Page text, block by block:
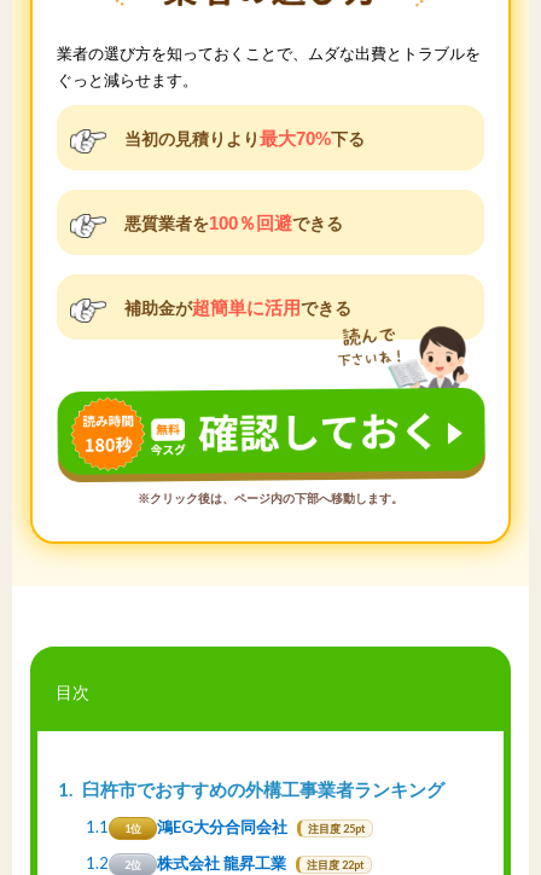
業者の選び方を知っておくことで、ムダな出費とトラブルを
ぐっと減らせます。
当初の見積りより最大70%下る
悪質業者を100％回避できる
補助金が超簡単に活用できる
※クリック後は、ページ内の下部へ移動します。
目次
1 臼杵市でおすすめの外構工事業者ランキング
1.1 1位 鴻EG大分合同会社 注目度 25pt
1.2 2位 株式会社 龍昇工業 注目度 22pt